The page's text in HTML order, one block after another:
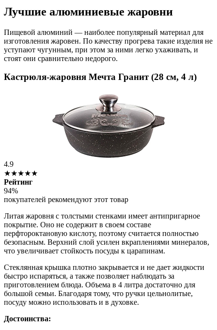
Лучшие алюминиевые жаровни
Пищевой алюминий — наиболее популярный материал для
изготовления жаровен. По качеству прогрева такие изделия не
уступают чугунным, при этом за ними легко ухаживать, и
стоят они сравнительно недорого.
Кастрюля-жаровня Мечта Гранит (28 см, 4 л)
4.9
★★★★★
Рейтинг
94%
покупателей рекомендуют этот товар
Литая жаровня с толстыми стенками имеет антипригарное
покрытие. Оно не содержит в своем составе
перфтороктановую кислоту, поэтому считается полностью
безопасным. Верхний слой усилен вкраплениями минералов,
что увеличивает стойкость посуды к царапинам.
Стеклянная крышка плотно закрывается и не дает жидкости
быстро испаряться, а также позволяет наблюдать за
приготовлением блюда. Объема в 4 литра достаточно для
большой семьи. Благодаря тому, что ручки цельнолитые,
посуду можно использовать и в духовке.
Достоинства: